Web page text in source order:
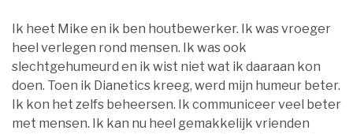
Ik heet Mike en ik ben houtbewerker. Ik was vroeger
heel verlegen rond mensen. Ik was ook
slechtgehumeurd en ik wist niet wat ik daaraan kon
doen. Toen ik Dianetics kreeg, werd mijn humeur beter.
Ik kon het zelfs beheersen. Ik communiceer veel beter
met mensen. Ik kan nu heel gemakkelijk vrienden